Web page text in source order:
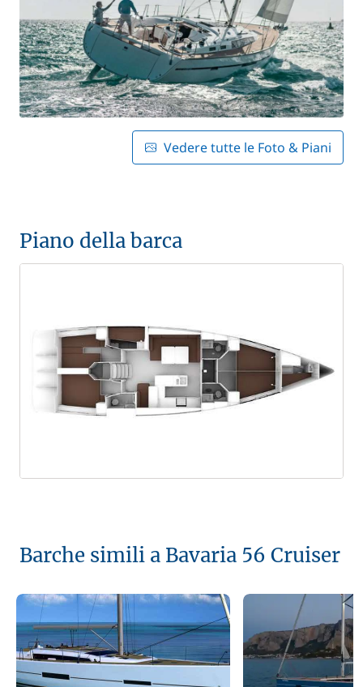
Vedere tutte le Foto & Piani
Piano della barca
Barche simili a Bavaria 56 Cruiser